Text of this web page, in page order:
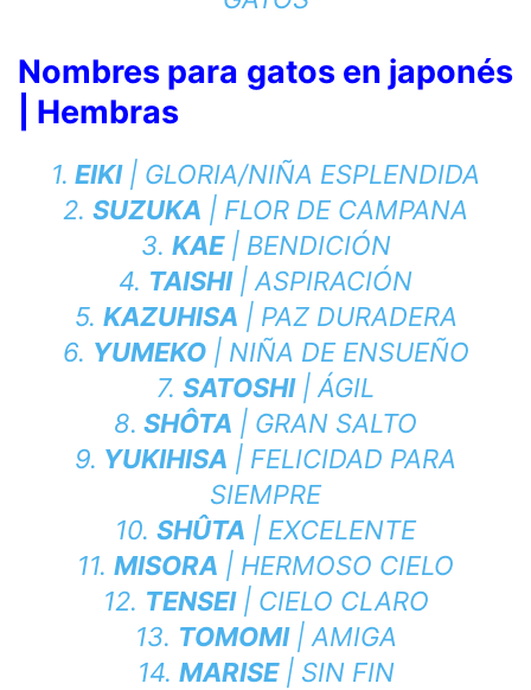
Nombres para gatos en japonés
| Hembras
1. EIKI| GLORIA/NIÑA ESPLENDIDA
2. SUZUKA | FLOR DE CAMPANA
3. KAE| BENDICIÓN
4. TAISHI| ASPIRACIÓN
5. KAZUHISA | PAZ DURADERA
6. YUMEKO| NIÑA DE ENSUEÑO
7. SATOSHI| ÁGIL
8. SHÔTA | GRAN SALTO
9. YUKIHISA | FELICIDAD PARA
SIEMPRE
10. SHÛTA | EXCELENTE
11. MISORA | HERMOSO CIELO
12. TENSEI| CIELO CLARO
13. TOMOMI| AMIGA
14. MARISE| SIN FIN